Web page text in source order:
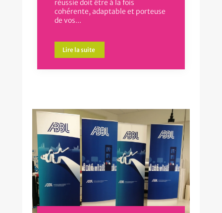
réussie doit être à la fois
cohérente, adaptable et porteuse
de vos...
Lire la suite